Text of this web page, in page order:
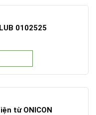
0102525
từ ONICON